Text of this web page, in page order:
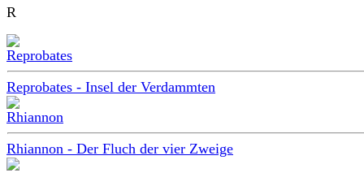
R
Reprobates - Insel der Verdammten
Rhiannon - Der Fluch der vier Zweige